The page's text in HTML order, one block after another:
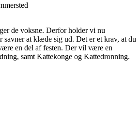
de voksne. Derfor holder vi nu
savner at klæde sig ud. Det er et krav, at du
en del af festen. Der vil være en
samt Kattekonge og Kattedronning.